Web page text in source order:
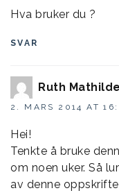
Hva bruker du ?
SVAR
Ruth Mathilde
2. MARS 2014 AT
Hei!
Tenkte å bruke
om noen uker. Så
av denne